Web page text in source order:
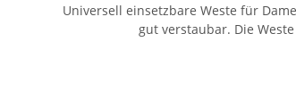
Universell einsetzbare Weste für
gut verstaubar. Die